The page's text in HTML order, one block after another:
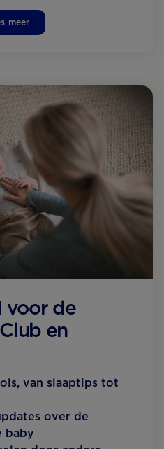
meer
voor de
en
van slaaptips tot
over de
baby